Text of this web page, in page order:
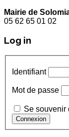
Mairie de
05 62 65 01
Log in
Identifiant
Mot de passe
Se souvenir